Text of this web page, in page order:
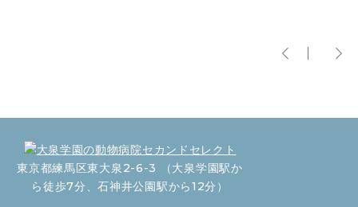
東京都練馬区東大泉2-6-3 （大泉学園駅か
ら徒歩7分、石神井公園駅から12分）